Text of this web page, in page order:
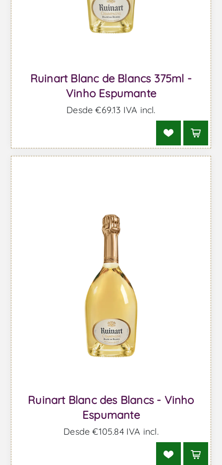
Ruinart Blanc de Blancs 375ml -
Vinho Espumante
Desde €69,13 IVA incl.
Ruinart Blanc des Blancs - Vinho
Espumante
Desde €105,84 IVA incl.